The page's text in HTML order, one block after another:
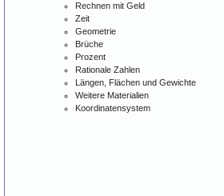
Rechnen mit Geld
Zeit
Geometrie
Brüche
Prozent
Rationale Zahlen
Längen, Flächen und Gewichte
Weitere Materialien
Koordinatensystem